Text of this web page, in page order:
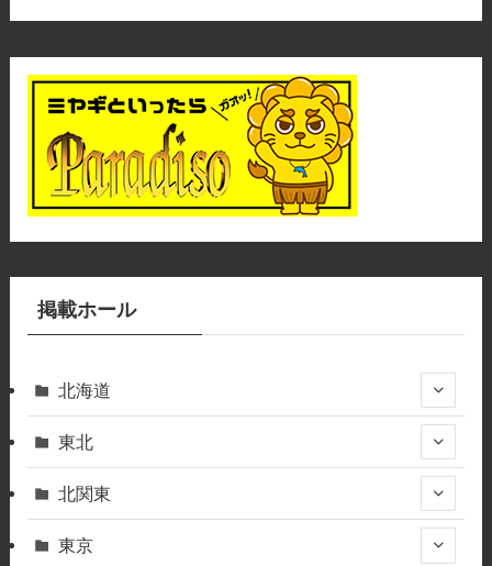
掲載ホール
北海道
東北
北関東
東京